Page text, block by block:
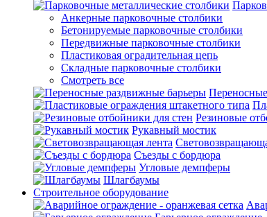
Анкерные парковочные столбики
Бетонируемые парковочные столбики
Передвижные парковочные столбики
Пластиковая оградительная цепь
Складные парковочные столбики
Смотреть все
Резиновые
Рукавный мостик
Съезды с бордюра
Угловые демпферы
Шлагбаумы
Строительное оборудование